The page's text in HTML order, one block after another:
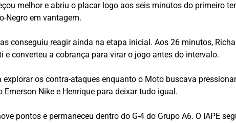
melhor e abriu o placar logo aos seis minutos do primeiro
Negro em vantagem.
conseguiu reagir ainda na etapa inicial. Aos 26 minutos,
e converteu a cobrança para virar o jogo antes do intervalo.
explorar os contra-ataques enquanto o Moto buscava
Nike e Henrique para deixar tudo igual.
pontos e permaneceu dentro do G-4 do Grupo A6. O IAPE